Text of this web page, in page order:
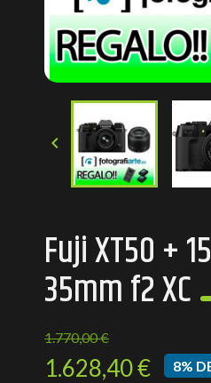

Fuji XT50 +
35mm f2 XC
1.770,00 €
1.628,40 € 8%